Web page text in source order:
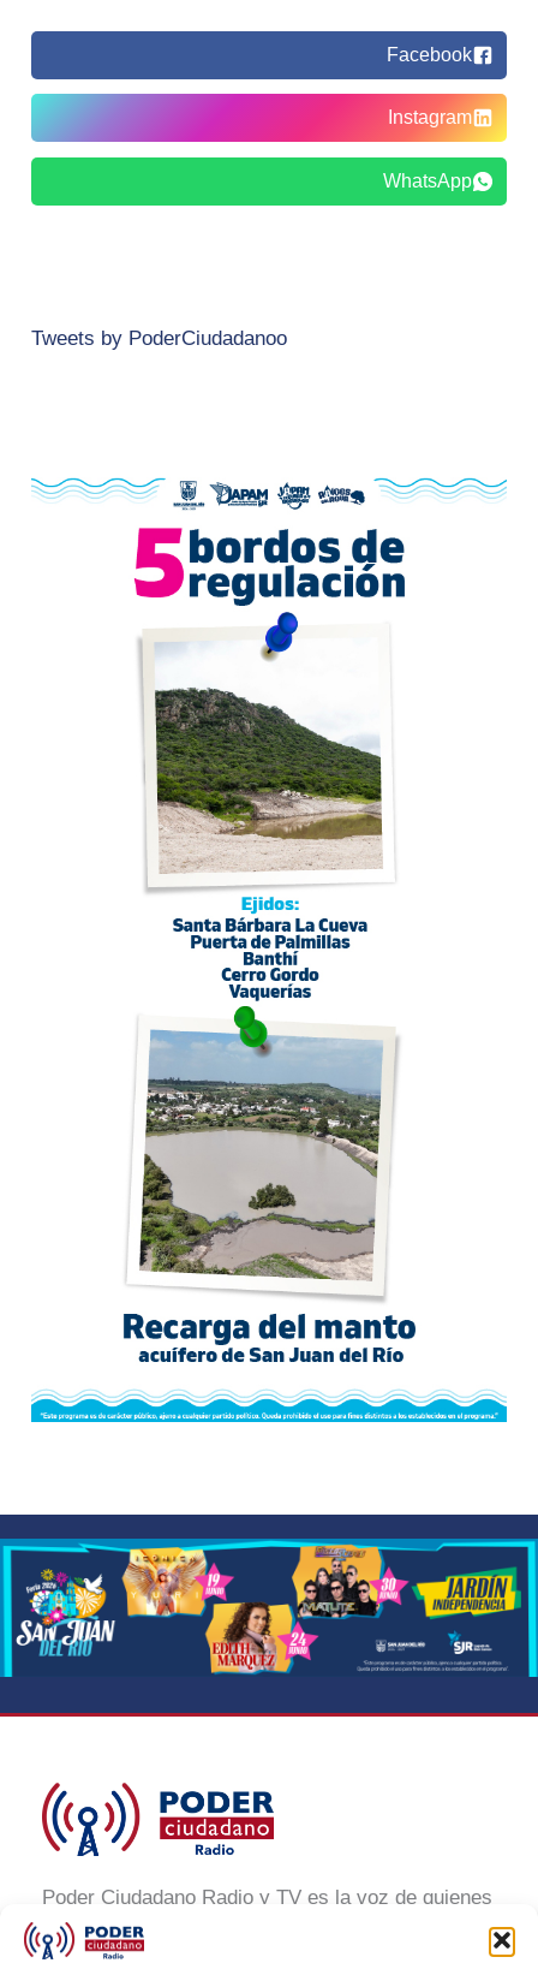
Facebook
Instagram
WhatsApp
Tweets by PoderCiudadanoo
Poder Ciudadano Radio y TV es la voz de quienes
buscan un México informado y participativo.